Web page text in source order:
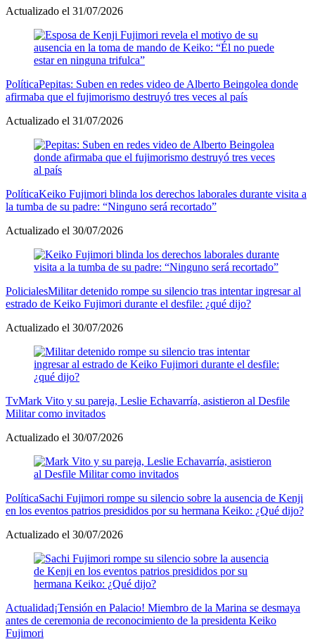
Actualizado el 31/07/2026
PolíticaPepitas: Suben en redes video de Alberto Beingolea donde
afirmaba que el fujimorismo destruyó tres veces al país
Actualizado el 31/07/2026
PolíticaKeiko Fujimori blinda los derechos laborales durante visita a
la tumba de su padre: “Ninguno será recortado”
Actualizado el 30/07/2026
PolicialesMilitar detenido rompe su silencio tras intentar ingresar al
estrado de Keiko Fujimori durante el desfile: ¿qué dijo?
Actualizado el 30/07/2026
TvMark Vito y su pareja, Leslie Echavarría, asistieron al Desfile
Militar como invitados
Actualizado el 30/07/2026
PolíticaSachi Fujimori rompe su silencio sobre la ausencia de Kenji
en los eventos patrios presididos por su hermana Keiko: ¿Qué dijo?
Actualizado el 30/07/2026
Actualidad¡Tensión en Palacio! Miembro de la Marina se desmaya
antes de ceremonia de reconocimiento de la presidenta Keiko
Fujimori